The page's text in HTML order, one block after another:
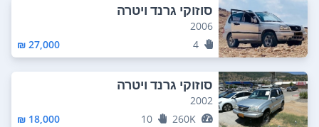
סוזוקי גרנד ויטרה
2006
4
27,000 ₪
סוזוקי גרנד ויטרה
2002
260K
10
18,000 ₪